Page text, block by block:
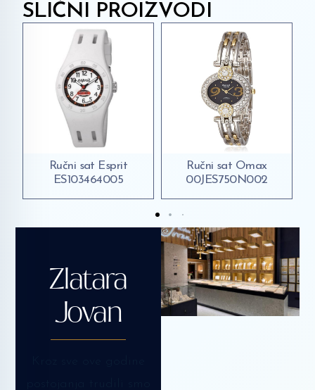
SLIČNI PROIZVODI
Ručni sat Omax
00JES750N002
Ručni sat Q&Q
QA20J004Y
Zlatara
Jovan